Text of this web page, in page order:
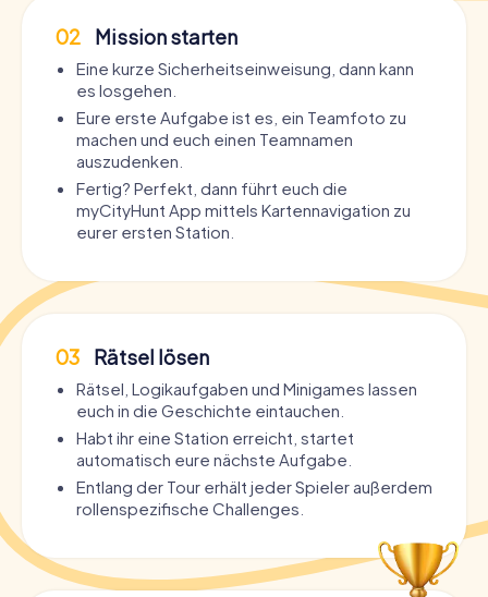
02 Mission starten
Eine kurze Sicherheitseinweisung, dann kann
es losgehen.
Eure erste Aufgabe ist es, ein Teamfoto zu
machen und euch einen Teamnamen
auszudenken.
Fertig? Perfekt, dann führt euch die
myCityHunt App mittels Kartennavigation zu
eurer ersten Station.
03 Rätsel lösen
Rätsel, Logikaufgaben und Minigames lassen
euch in die Geschichte eintauchen.
Habt ihr eine Station erreicht, startet
automatisch eure nächste Aufgabe.
Entlang der Tour erhält jeder Spieler außerdem
rollenspezifische Challenges.